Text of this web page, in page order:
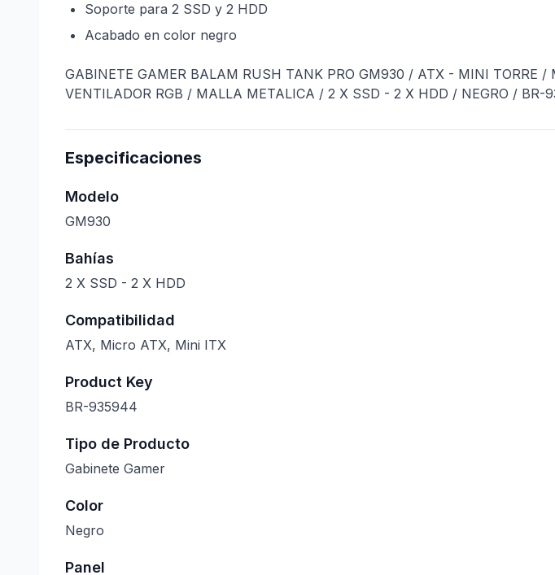
Soporte para 2 SSD y 2 HDD
Acabado en color negro
GABINETE GAMER BALAM RUSH TANK PRO GM930 / ATX - MINI TORRE
VENTILADOR RGB / MALLA METALICA / 2 X SSD - 2 X HDD / NEGRO / BR-
Especificaciones
Modelo
GM930
Bahías
2 X SSD - 2 X HDD
Compatibilidad
ATX, Micro ATX, Mini ITX
Product Key
BR-935944
Tipo de Producto
Gabinete Gamer
Color
Negro
Panel